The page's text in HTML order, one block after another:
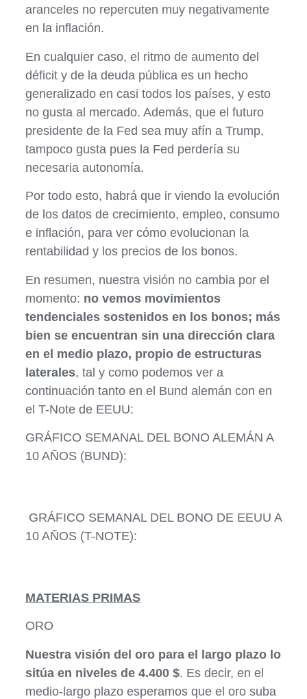
aranceles no repercuten muy negativamente
en la inflación.
En cualquier caso, el ritmo de aumento del
déficit y de la deuda pública es un hecho
generalizado en casi todos los países, y esto
no gusta al mercado. Además, que el futuro
presidente de la Fed sea muy afín a Trump,
tampoco gusta pues la Fed perdería su
necesaria autonomía.
Por todo esto, habrá que ir viendo la evolución
de los datos de crecimiento, empleo, consumo
e inflación, para ver cómo evolucionan la
rentabilidad y los precios de los bonos.
En resumen, nuestra visión no cambia por el
momento: no vemos movimientos
tendenciales sostenidos en los bonos; más
bien se encuentran sin una dirección clara
en el medio plazo, propio de estructuras
laterales, tal y como podemos ver a
continuación tanto en el Bund alemán con en
el T-Note de EEUU:
GRÁFICO SEMANAL DEL BONO ALEMÁN A
10 AÑOS (BUND):
GRÁFICO SEMANAL DEL BONO DE EEUU A
10 AÑOS (T-NOTE):
MATERIAS PRIMAS
ORO
Nuestra visión del oro para el largo plazo lo
sitúa en niveles de 4.400 $. Es decir, en el
medio-largo plazo esperamos que el oro suba